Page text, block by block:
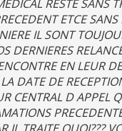
RESTE SANS
ETCE
IL SONT
DERNIERES
EN LEUR
DATE DE
CENTRAL D APPEL